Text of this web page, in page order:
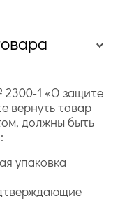
2300-1 «О защите
вернуть товар
должны быть
упаковка